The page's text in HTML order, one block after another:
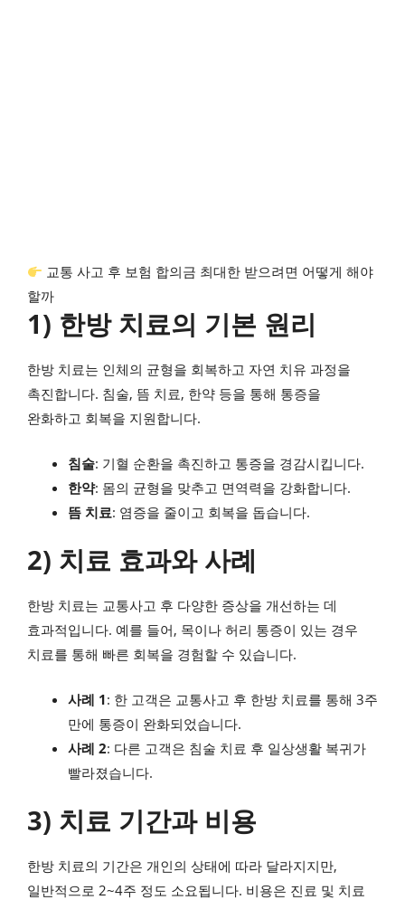
교통 사고 후 보험 합의금 최대한 받으려면 어떻게 해야
할까
1) 한방 치료의 기본 원리
한방 치료는 인체의 균형을 회복하고 자연 치유 과정을
촉진합니다. 침술, 뜸 치료, 한약 등을 통해 통증을
완화하고 회복을 지원합니다.
침술: 기혈 순환을 촉진하고 통증을 경감시킵니다.
한약: 몸의 균형을 맞추고 면역력을 강화합니다.
뜸 치료: 염증을 줄이고 회복을 돕습니다.
2) 치료 효과와 사례
한방 치료는 교통사고 후 다양한 증상을 개선하는 데
효과적입니다. 예를 들어, 목이나 허리 통증이 있는 경우
치료를 통해 빠른 회복을 경험할 수 있습니다.
사례 1: 한 고객은 교통사고 후 한방 치료를 통해 3주
만에 통증이 완화되었습니다.
사례 2: 다른 고객은 침술 치료 후 일상생활 복귀가
빨라졌습니다.
3) 치료 기간과 비용
한방 치료의 기간은 개인의 상태에 따라 달라지지만,
일반적으로 2~4주 정도 소요됩니다. 비용은 진료 및 치료